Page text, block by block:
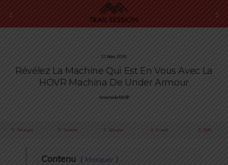
21 Mars 2020
Révélez La Machine Qui Est En Vous Avec La
HOVR Machina De Under Armour
Anastasiia MASIP
Partager Tweeter Épingler E-mail SMS
Contenu Masquer